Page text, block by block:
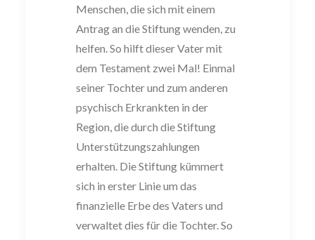
Menschen, die sich miteinem
Antrag an die Stiftung wenden, zu
helfen. So hilft dieser Vater mit
dem Testament zwei Mal! Einmal
seiner Tochter und zum anderen
psychisch Erkrankten in der
Region, die durch die Stiftung
Unterstützungszahlungen
erhalten. Die Stiftung kümmert
sich in erster Linie um das
finanzielle Erbe des Vaters und
verwaltet dies für die Tochter. So